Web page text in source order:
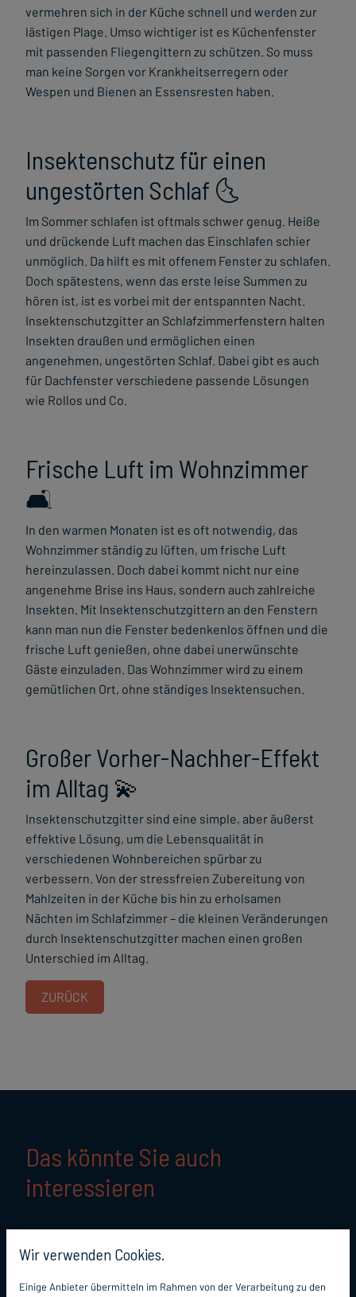
ZURÜCK
vermehren sich in der Küche schnell und werden zur
lästigen Plage. Umso wichtiger ist es Küchenfenster
mit passenden Fliegengittern zu schützen. So muss
man keine Sorgen vor Krankheitserregern oder
Wespen und Bienen an Essensresten haben.
Insektenschutz für einen
ungestörten Schlaf 🌜
Im Sommer schlafen ist oftmals schwer genug. Heiße
und drückende Luft machen das Einschlafen schier
unmöglich. Da hilft es mit offenem Fenster zu schlafen.
Doch spätestens, wenn das erste leise Summen zu
hören ist, ist es vorbei mit der entspannten Nacht.
Insektenschutzgitter an Schlafzimmerfenstern halten
Insekten draußen und ermöglichen einen
angenehmen, ungestörten Schlaf. Dabei gibt es auch
für Dachfenster verschiedene passende Lösungen
wie Rollos und Co.
Frische Luft im Wohnzimmer
🛋️
In den warmen Monaten ist es oft notwendig, das
Wohnzimmer ständig zu lüften, um frische Luft
hereinzulassen. Doch dabei kommt nicht nur eine
angenehme Brise ins Haus, sondern auch zahlreiche
Insekten. Mit Insektenschutzgittern an den Fenstern
kann man nun die Fenster bedenkenlos öffnen und die
frische Luft genießen, ohne dabei unerwünschte
Gäste einzuladen. Das Wohnzimmer wird zu einem
gemütlichen Ort, ohne ständiges Insektensuchen.
Großer Vorher-Nachher-Effekt
im Alltag 💫
Insektenschutzgitter sind eine simple, aber äußerst
effektive Lösung, um die Lebensqualität in
verschiedenen Wohnbereichen spürbar zu
verbessern. Von der stressfreien Zubereitung von
Mahlzeiten in der Küche bis hin zu erholsamen
Nächten im Schlafzimmer – die kleinen Veränderungen
durch Insektenschutzgitter machen einen großen
Unterschied im Alltag.
Das könnte Sie auch
interessieren
Wir verwenden Cookies.
Einige Anbieter übermitteln im Rahmen von der Verarbeitung zu den